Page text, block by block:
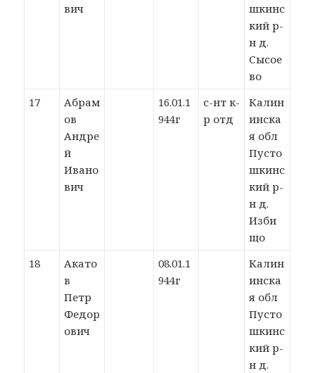
вич
шкинс
кий р-
н д.
Сысое
во
17
Абрам
ов
Андре
й
Ивано
вич
16.01.1
944г
с-нт к-
р отд
Калин
инска
я обл
Пусто
шкинс
кий р-
н д.
Изби
що
18
Акато
в
Петр
Федор
ович
08.01.1
944г
Калин
инска
я обл
Пусто
шкинс
кий р-
н д.